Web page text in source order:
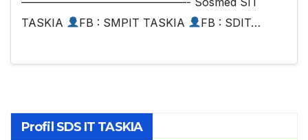
TASKIA
FB : SMPIT TASKIA FB : SDIT…
Profil SDS IT TASKIA